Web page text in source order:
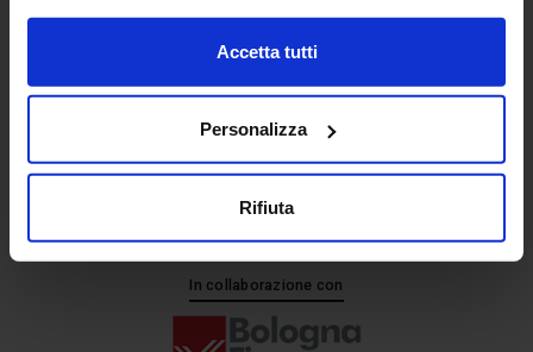
Accetta tutti
Personalizza
Rifiuta
In collaborazione con